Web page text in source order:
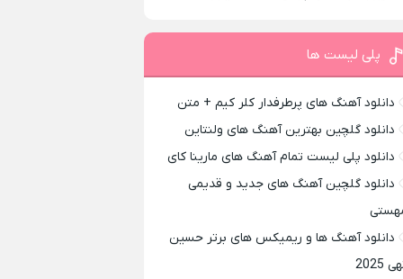
پلی لیست ها
دانلود آهنگ های پرطرفدار کلر کیم + متن
دانلود گلچین بهترین آهنگ های ولنتاین
دانلود پلی لیست تمام آهنگ های مارینا کای
دانلود گلچین آهنگ های جدید و قدیمی
دانلود آهنگ ها و ریمیکس های برتر حسین
2025